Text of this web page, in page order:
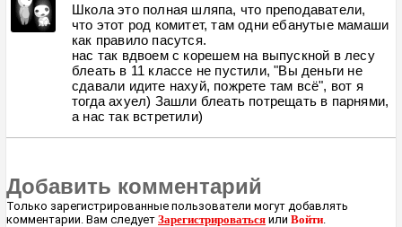
Школа это полная шляпа, что преподаватели,
что этот род комитет, там одни ебанутые мамаши
как правило пасутся.
нас так вдвоем с корешем на выпускной в лесу
блеать в 11 классе не пустили, "Вы деньги не
сдавали идите нахуй, пожрете там всё", вот я
тогда ахуел) Зашли блеать потрещать в парнями,
а нас так встретили)
Добавить комментарий
Только зарегистрированные пользователи могут добавлять
комментарии. Вам следует Зарегистрироваться или Войти